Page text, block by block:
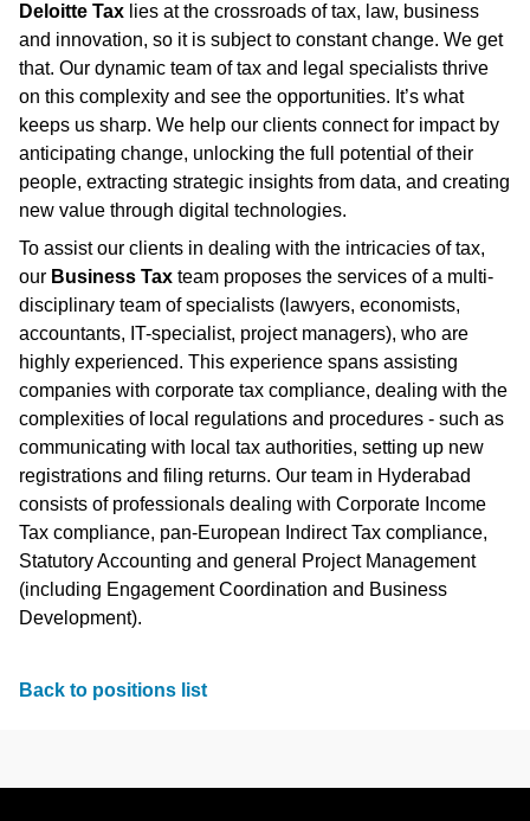
Deloitte Tax lies at the crossroads of tax, law, business
and innovation, so it is subject to constant change. We get
that. Our dynamic team of tax and legal specialists thrive
on this complexity and see the opportunities. It’s what
keeps us sharp. We help our clients connect for impact by
anticipating change, unlocking the full potential of their
people, extracting strategic insights from data, and creating
new value through digital technologies.
To assist our clients in dealing with the intricacies of tax,
our Business Tax team proposes the services of a multi-
disciplinary team of specialists (lawyers, economists,
accountants, IT-specialist, project managers), who are
highly experienced. This experience spans assisting
companies with corporate tax compliance, dealing with the
complexities of local regulations and procedures - such as
communicating with local tax authorities, setting up new
registrations and filing returns. Our team in Hyderabad
consists of professionals dealing with Corporate Income
Tax compliance, pan-European Indirect Tax compliance,
Statutory Accounting and general Project Management
(including Engagement Coordination and Business
Development).
Back to positions list